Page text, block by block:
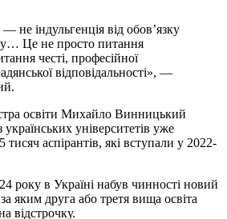
не індульгенція від обов’язку
Це не просто питання
честі, професійної
відповідальності», —
освіти Михайло Винницький
університетів уже
тисяч аспірантів, які вступали у 2022-
року в Україні набув чинності новий
яким друга або третя вища освіта
відстрочку.